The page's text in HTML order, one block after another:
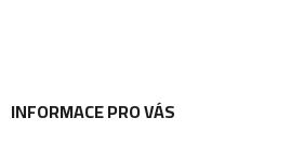
INFORMACE PRO VÁS